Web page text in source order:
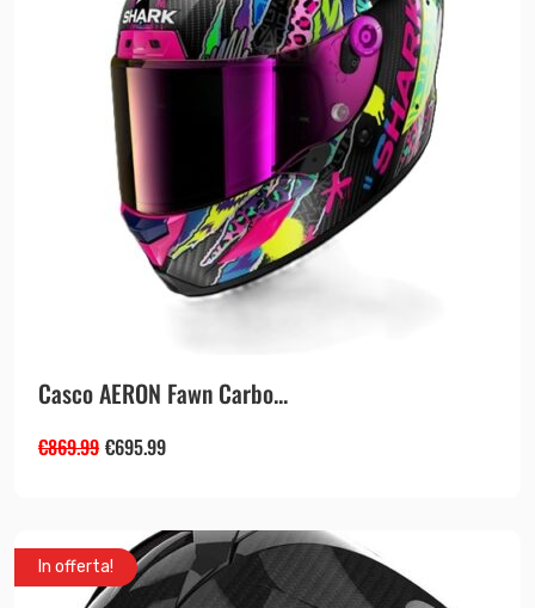
Casco AERON Fawn Carbo...
€869.99 €695.99
In offerta!